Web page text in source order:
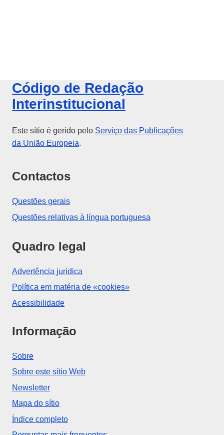
Código de Redação
Interinstitucional
Este sítio é gerido pelo Serviço das Publicações
da União Europeia.
Contactos
Questões gerais
Questões relativas à língua portuguesa
Quadro legal
Advertência jurídica
Política em matéria de «cookies»
Acessibilidade
Informação
Sobre
Sobre este sítio Web
Newsletter
Mapa do sítio
Índice completo